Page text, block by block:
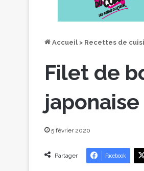
Accueil > Recettes de
Filet de
japonaise
5 février 2020
Partager Facebook